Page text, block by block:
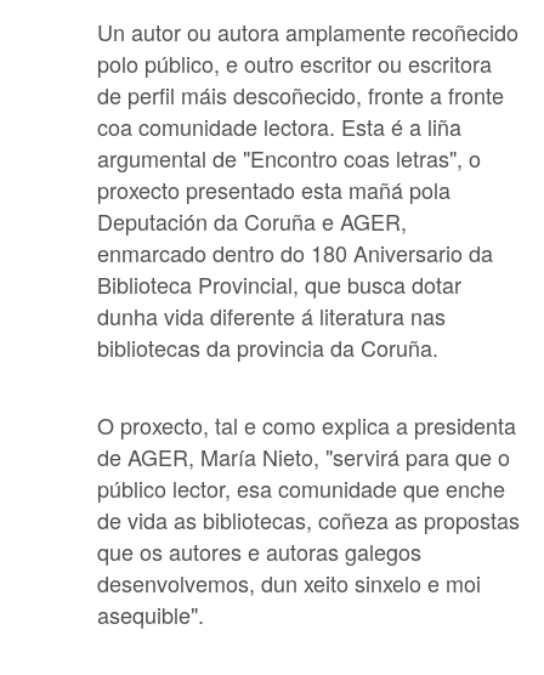
Un autor ou autora amplamente recoñecido
polo público, e outro escritor ou escritora
de perfil máis descoñecido, fronte a fronte
coa comunidade lectora. Esta é a liña
argumental de "Encontro coas letras", o
proxecto presentado esta mañá pola
Deputación da Coruña e AGER,
enmarcado dentro do 180 Aniversario da
Biblioteca Provincial, que busca dotar
dunha vida diferente á literatura nas
bibliotecas da provincia da Coruña.
O proxecto, tal e como explica a presidenta
de AGER, María Nieto, "servirá para que o
público lector, esa comunidade que enche
de vida as bibliotecas, coñeza as propostas
que os autores e autoras galegos
desenvolvemos, dun xeito sinxelo e moi
asequible".